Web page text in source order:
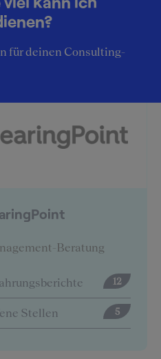
Top-
Beratung
57
Stellen 0
für deinen Consulting-